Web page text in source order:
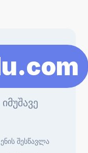
შესწავლა